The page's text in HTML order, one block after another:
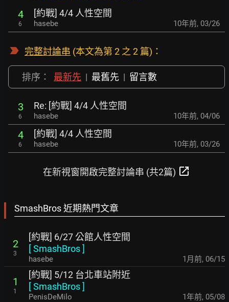
4
6
[約戰] 4/4 人性空間
hasebe 10年前, 03/26
完整討論串 (本文為第 2 之 2 篇)：
排序： 最新先 | 最舊先 | 留言數
3
6
Re: [約戰] 4/4 人性空間
hasebe 10年前, 04/06
4
6
[約戰] 4/4 人性空間
hasebe 10年前, 03/26
在新視窗開啟完整討論串 (共2篇) open_in_new
SmashBros 近期熱門文章
2
3
[約戰] 6/27 公館人性空間
[SmashBros]
hasebe 1月前, 06/15
1
1
[約戰] 5/12 台北車站附近
[SmashBros]
PenisDeMilo 1年前, 05/08